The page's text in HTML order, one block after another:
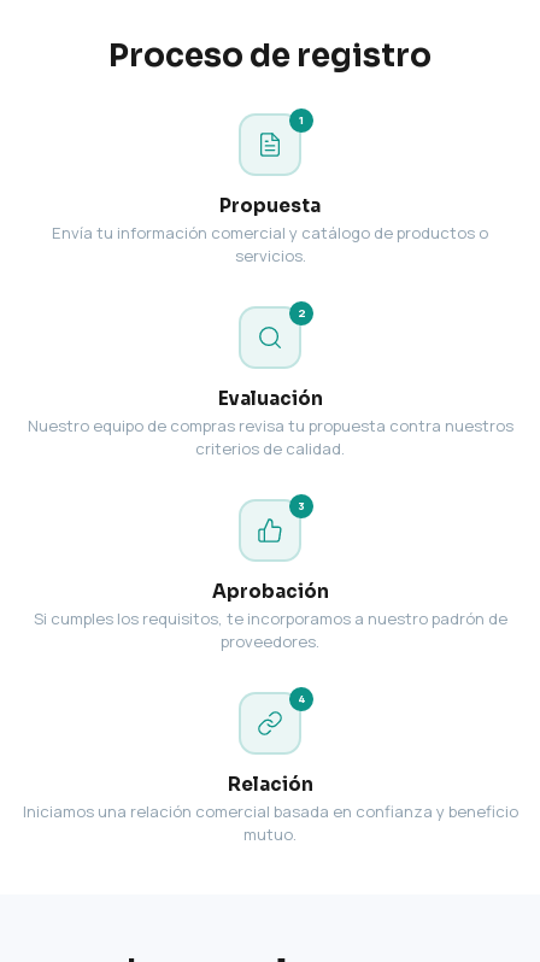
Proceso de registro
1
Propuesta
Envía tu información comercial y catálogo de productos o
servicios.
2
Evaluación
Nuestro equipo de compras revisa tu propuesta contra nuestros
criterios de calidad.
3
Aprobación
Si cumples los requisitos, te incorporamos a nuestro padrón de
proveedores.
4
Relación
Iniciamos una relación comercial basada en confianza y beneficio
mutuo.